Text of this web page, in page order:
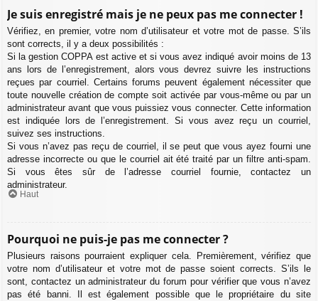
Je suis enregistré mais je ne peux pas me connecter !
Vérifiez, en premier, votre nom d’utilisateur et votre mot de passe. S’ils
sont corrects, il y a deux possibilités :
Si la gestion COPPA est active et si vous avez indiqué avoir moins de 13
ans lors de l’enregistrement, alors vous devrez suivre les instructions
reçues par courriel. Certains forums peuvent également nécessiter que
toute nouvelle création de compte soit activée par vous-même ou par un
administrateur avant que vous puissiez vous connecter. Cette information
est indiquée lors de l’enregistrement. Si vous avez reçu un courriel,
suivez ses instructions.
Si vous n’avez pas reçu de courriel, il se peut que vous ayez fourni une
adresse incorrecte ou que le courriel ait été traité par un filtre anti-spam.
Si vous êtes sûr de l’adresse courriel fournie, contactez un
administrateur.
Haut
Pourquoi ne puis-je pas me connecter ?
Plusieurs raisons pourraient expliquer cela. Premièrement, vérifiez que
votre nom d’utilisateur et votre mot de passe soient corrects. S’ils le
sont, contactez un administrateur du forum pour vérifier que vous n’avez
pas été banni. Il est également possible que le propriétaire du site